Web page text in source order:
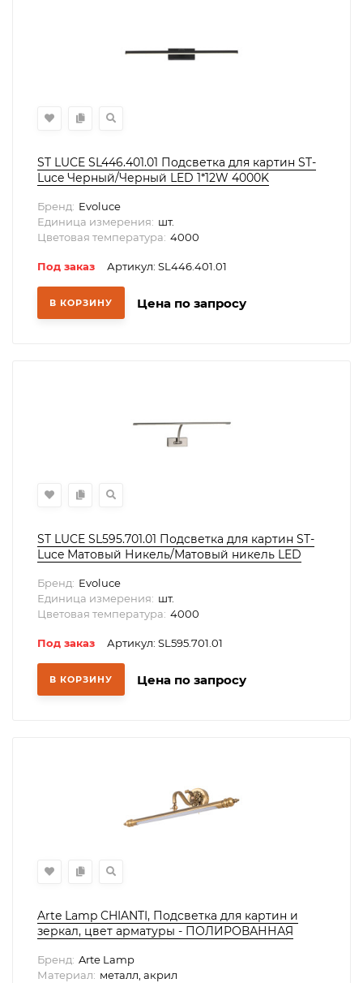
ST LUCE SL446.401.01 Подсветка для картин ST-
Luce Черный/Черный LED 1*12W 4000K
Бренд: Evoluce
Единица измерения: шт.
Цветовая температура: 4000
Под заказ Артикул: SL446.401.01
В КОРЗИНУ Цена по запросу
ST LUCE SL595.701.01 Подсветка для картин ST-
Luce Матовый Никель/Матовый никель LED
Бренд: Evoluce
Единица измерения: шт.
Цветовая температура: 4000
Под заказ Артикул: SL595.701.01
В КОРЗИНУ Цена по запросу
Arte Lamp CHIANTI, Подсветка для картин и
зеркал, цвет арматуры - ПОЛИРОВАННАЯ
МЕДЬ, 1х10W LED, A8048AP-1PB
Бренд: Arte Lamp
Материал: металл, акрил